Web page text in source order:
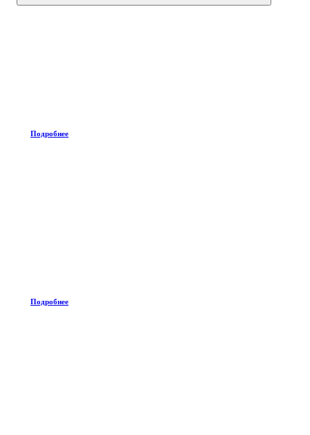
Подробнее
Подробнее